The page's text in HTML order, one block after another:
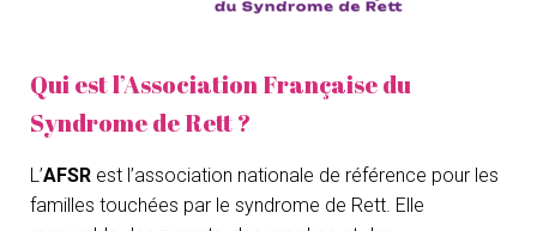
Qui est l’Association Française du
Syndrome de Rett ?
L’AFSR est l’association nationale de référence pour les
familles touchées par le syndrome de Rett. Elle